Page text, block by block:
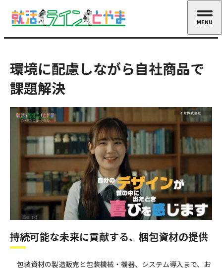
環境に配慮しながら自社商品で
課題解決
持続可能な未来に貢献する、梱包資材の提供
包装資材の製造販売と包装機械・機器、システム導入まで、お
MENU